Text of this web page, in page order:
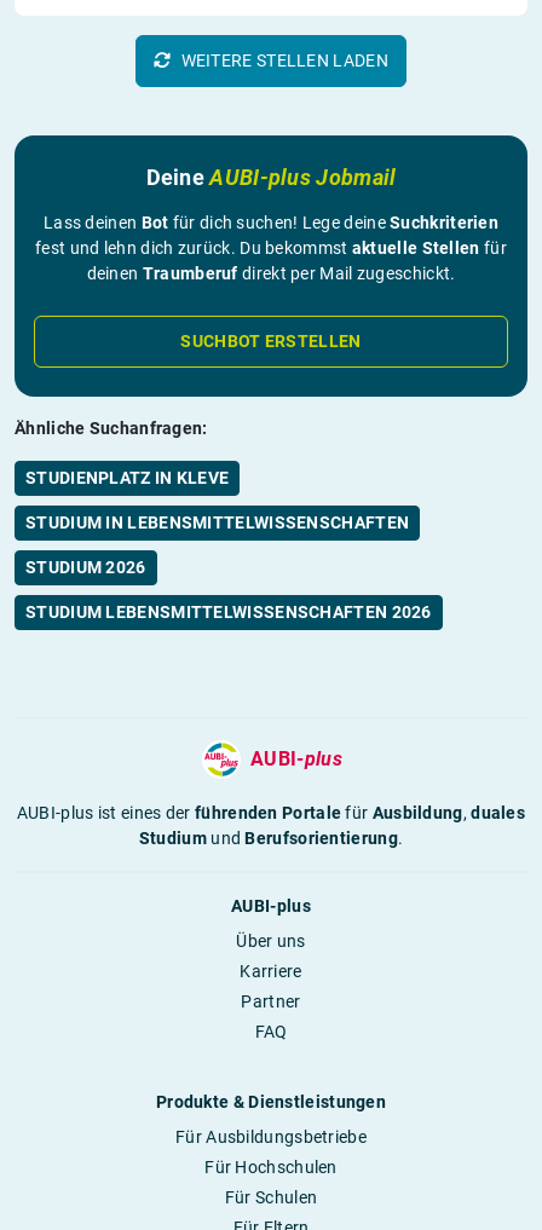
WEITERE STELLEN LADEN
DeineAUBI-plus Jobmail
Lass deinen Bot für dich suchen! Lege deineSuchkriterien
fest und lehn dich zurück. Du bekommst aktuelle Stellen für
deinen Traumberuf direkt per Mail zugeschickt.
SUCHBOT ERSTELLEN
Ähnliche Suchanfragen:
STUDIENPLATZ IN KLEVE
STUDIUM IN LEBENSMITTELWISSENSCHAFTEN
STUDIUM 2026
STUDIUM LEBENSMITTELWISSENSCHAFTEN 2026
AUBI-plus
AUBI-plus ist eines derführenden Portalefür Ausbildung,duales
StudiumundBerufsorientierung.
AUBI-plus
Über uns
Karriere
Partner
FAQ
Produkte & Dienstleistungen
Für Ausbildungsbetriebe
Für Hochschulen
Für Schulen